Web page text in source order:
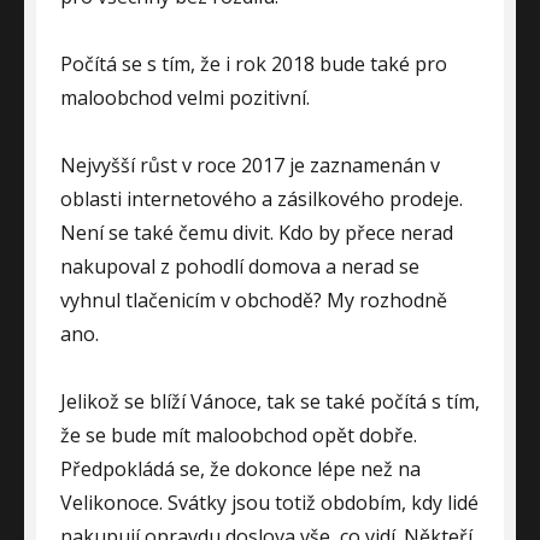
Počítá se s tím, že i rok 2018 bude také pro
maloobchod velmi pozitivní.
Nejvyšší růst v roce 2017 je zaznamenán v
oblasti internetového a zásilkového prodeje.
Není se také čemu divit. Kdo by přece nerad
nakupoval z pohodlí domova a nerad se
vyhnul tlačenicím v obchodě? My rozhodně
ano.
Jelikož se blíží Vánoce, tak se také počítá s tím,
že se bude mít maloobchod opět dobře.
Předpokládá se, že dokonce lépe než na
Velikonoce. Svátky jsou totiž obdobím, kdy lidé